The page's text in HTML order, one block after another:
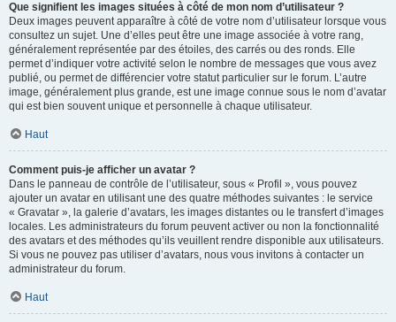
Que signifient les images situées à côté de mon nom d’utilisateur ?
Deux images peuvent apparaître à côté de votre nom d’utilisateur lorsque vous
consultez un sujet. Une d’elles peut être une image associée à votre rang,
généralement représentée par des étoiles, des carrés ou des ronds. Elle
permet d’indiquer votre activité selon le nombre de messages que vous avez
publié, ou permet de différencier votre statut particulier sur le forum. L’autre
image, généralement plus grande, est une image connue sous le nom d’avatar
qui est bien souvent unique et personnelle à chaque utilisateur.
Haut
Comment puis-je afficher un avatar ?
Dans le panneau de contrôle de l’utilisateur, sous « Profil », vous pouvez
ajouter un avatar en utilisant une des quatre méthodes suivantes : le service
« Gravatar », la galerie d’avatars, les images distantes ou le transfert d’images
locales. Les administrateurs du forum peuvent activer ou non la fonctionnalité
des avatars et des méthodes qu’ils veuillent rendre disponible aux utilisateurs.
Si vous ne pouvez pas utiliser d’avatars, nous vous invitons à contacter un
administrateur du forum.
Haut